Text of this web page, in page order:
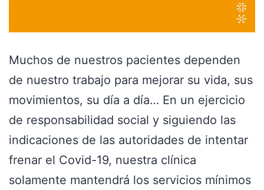
Muchos de nuestros pacientes dependen
de nuestro trabajo para mejorar su vida, sus
movimientos, su día a día… En un ejercicio
de responsabilidad social y siguiendo las
indicaciones de las autoridades de intentar
frenar el Covid-19, nuestra clínica
solamente mantendrá los servicios mínimos